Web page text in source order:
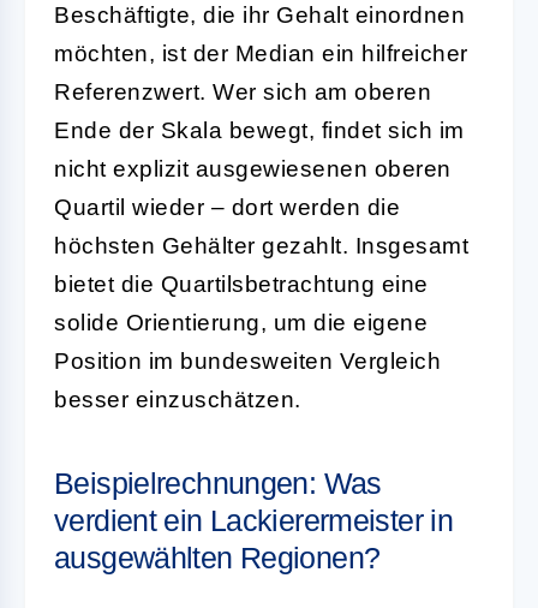
Beschäftigte, die ihr Gehalt einordnen
möchten, ist der Median ein hilfreicher
Referenzwert. Wer sich am oberen
Ende der Skala bewegt, findet sich im
nicht explizit ausgewiesenen oberen
Quartil wieder – dort werden die
höchsten Gehälter gezahlt. Insgesamt
bietet die Quartilsbetrachtung eine
solide Orientierung, um die eigene
Position im bundesweiten Vergleich
besser einzuschätzen.
Beispielrechnungen: Was
verdient ein Lackierermeister in
ausgewählten Regionen?